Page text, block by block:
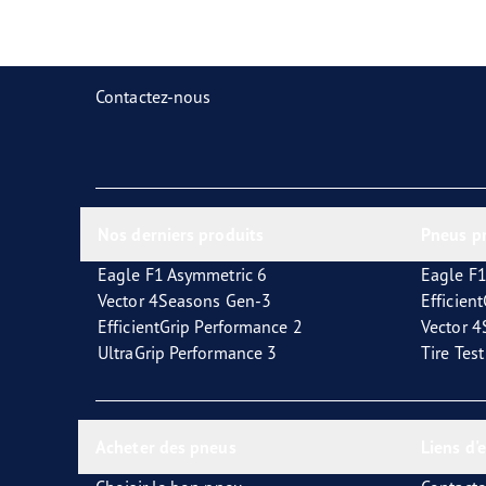
Contactez-nous
Eagle F1 Asymmetric 6
Vector 4Seasons Gen-3
EfficientGrip Performance 2
UltraGrip Performance 3
Eagle
Vector
Tire